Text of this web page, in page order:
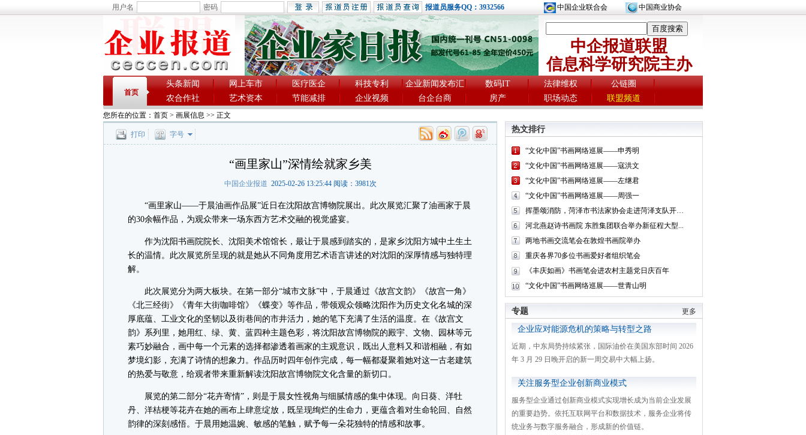
中国企业联合会 中国商业协会
用户名 密码 报道员服务QQ：3932566
中企报道联盟
信息科学研究院主办
首页
头条新闻 网上车市 医疗医企 科技专利 企业新闻发布汇 数码IT 法律维权
公链圈
农合作社
艺术资本 节能减排 企业视频 台企台商 房产 职场动态 联盟频道
您所在的位置： 首页 > 画展信息 >> 正文
打印 字号
“画里家山”深情绘就家乡美
中国企业报道 2025-02-26 13:25:44 阅读： 3981次
“画里家山——于晨油画作品展”近日在沈阳故宫博物院展出。此次展览汇聚了油画家于晨
的30余幅作品，为观众带来一场东西方艺术交融的视觉盛宴。
作为沈阳书画院院长、沈阳美术馆馆长，最让于晨感到踏实的，是家乡沈阳方城中土生土
长的温情。此次展览所呈现的就是她从不同角度用艺术语言讲述的对沈阳的深厚情感与独特理
解。
此次展览分为两大板块。在第一部分“城市文脉”中，于晨通过《故宫文韵》《故宫一角》
《北三经街》《青年大街咖啡馆》《蝶变》等作品，带领观众领略沈阳作为历史文化名城的深
厚底蕴、工业文化的坚韧以及街巷间的市井活力，她的笔下充满了生活的温度。在《故宫文
韵》系列里，她用红、绿、黄、蓝四种主题色彩，将沈阳故宫博物院的殿宇、文物、园林等元
素巧妙融合，画中每一个元素的选择都渗透着画家的主观意识，既出人意料又和谐相融，有如
梦境幻影，充满了诗情的想象力。作品历时四年创作完成，每一幅都凝聚着她对这一古老建筑
的热爱与敬意，给观者带来重新解读沈阳故宫博物院文化含量的新切口。
展览的第二部分“花卉寄情”，则是于晨女性视角与细腻情感的集中体现。向日葵、洋牡
丹、洋桔梗等花卉在她的画布上肆意绽放，既呈现绚烂的生命力，更蕴含着对生命轮回、自然
韵律的深刻感悟。于晨用她温婉、敏感的笔触，赋予每一朵花独特的情感和故事。
热文排行
“文化中国”书画网络巡展——申秀明
“文化中国”书画网络巡展——寇洪文
“文化中国”书画网络巡展——左继君
“文化中国”书画网络巡展——周强一
挥墨颂消防，菏泽市书法家协会走进菏泽支队开展...
河北燕赵诗书画院 东胜集团联合举办新征程大型...
两地书画交流笔会在敦煌书画院举办
重庆各界70多位书画爱好者组织笔会
《丰庆如画》书画笔会进农村主题党日庆百年
“文化中国”书画网络巡展——世青山明
更多
专题
企业应对能源危机的策略与转型之路
近期，中东局势持续紧张，国际油价在美国东部时间 2026
年 3 月 29 日晚开启的新一周交易中大幅上扬。
关注服务型企业创新商业模式
服务型企业通过创新商业模式实现增长成为当前企业发展
的重要趋势。依托互联网平台和数据技术，服务企业将传
统业务与数字服务融合，形成新的价值链。